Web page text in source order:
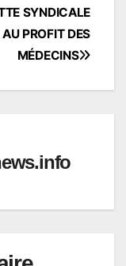
SYNDICALE
AU PROFIT DES
MÉDECINS